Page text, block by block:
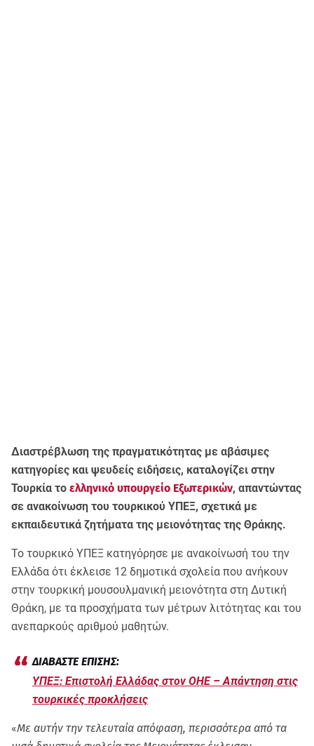
Διαστρέβλωση της πραγματικότητας με αβάσιμες
κατηγορίες και ψευδείς ειδήσεις, καταλογίζει στην
Τουρκία το ελληνικό υπουργείο Εξωτερικών, απαντώντας
σε ανακοίνωση του τουρκικού ΥΠΕΞ, σχετικά με
εκπαιδευτικά ζητήματα της μειονότητας της Θράκης.
Το τουρκικό ΥΠΕΞ κατηγόρησε με ανακοίνωσή του την
Ελλάδα ότι έκλεισε 12 δημοτικά σχολεία που ανήκουν
στην τουρκική μουσουλμανική μειονότητα στη Δυτική
Θράκη, με τα προσχήματα των μέτρων λιτότητας και του
ανεπαρκούς αριθμού μαθητών.
ΥΠΕΞ: Επιστολή Ελλάδας στον ΟΗΕ – Aπάντηση στις
τουρκικές προκλήσεις
«Με αυτήν την τελευταία απόφαση, περισσότερα από τα